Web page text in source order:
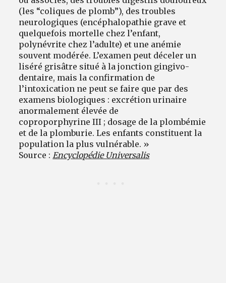
(les “coliques de plomb”), des troubles
neurologiques (encéphalopathie grave et
quelquefois mortelle chez l’enfant,
polynévrite chez l’adulte) et une anémie
souvent modérée. L’examen peut déceler un
liséré grisâtre situé à la jonction gingivo-
dentaire, mais la confirmation de
l’intoxication ne peut se faire que par des
examens biologiques : excrétion urinaire
anormalement élevée de
coproporphyrine III ; dosage de la plombémie
et de la plomburie. Les enfants constituent la
population la plus vulnérable. »
Source : Encyclopédie Universalis